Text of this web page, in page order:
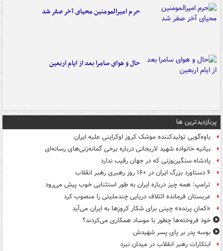
حرم امیرالمومنین محیای آخر صفر شد
حال و هوای سامرا بعد از ایام اربعین
پربازدیدترین ها
یاوه‌گویی تولیدکننده موشک کروز اوکراینی علیه ایران
بیانیه خانواده شهید لاریجانی درباره برخی گمانه‌زنی‌های رسانه‌ای
پادشاه سنگین‌وزنی که در جهان رقیب ندارد
۶ دستاورد بزرگ ایران در ۱۶۰ روز رهبری رهبر انقلاب
ترامپ: همه چیز درباره ایران به طور استثنایی خوب پیش می‌رود
عربستان فرمانده ائتلاف دریایی چندملیتی را منصوب کرد
«کمانِ پرنده» چینی برای شکار کروزها به ایران می‌آید
خود فروخته‌ها چطور با موساد همکاری می‌کردند؟
بوسه‌ پدر بر پای پسر شهیدش
ابتکارات رهبر انقلاب در میدان نبرد